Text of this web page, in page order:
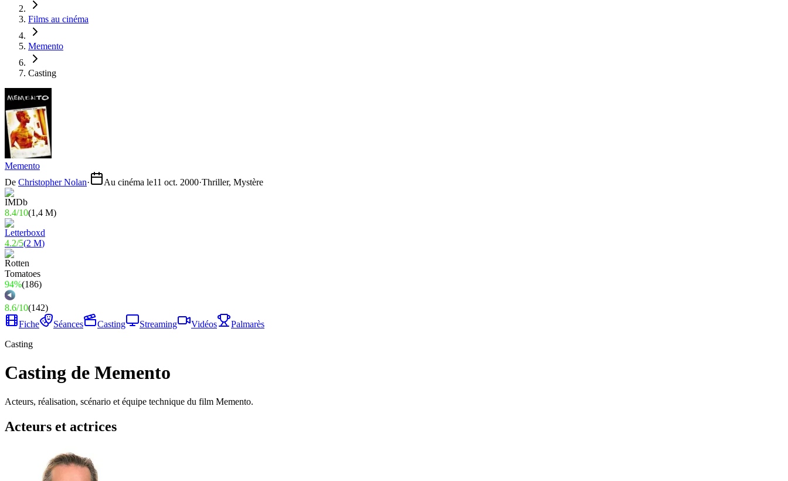
Films au cinéma
Memento
Casting
Memento
De Christopher Nolan· Au cinéma le11 oct. 2000·Thriller, Mystère
8.4/10(1,4 M)
4.2/5(2 M)
94%(186)
8.6/10(142)
Fiche
Séances Casting Streaming Vidéos
Palmarès
Casting
Casting de Memento
Acteurs, réalisation, scénario et équipe technique du film Memento.
Acteurs et actrices